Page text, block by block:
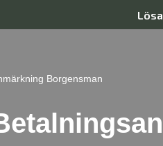
Borgensman